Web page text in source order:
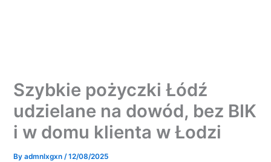
Szybkie pożyczki Łódź
udzielane na dowód, bez BIK
i w domu klienta w Łodzi
Byadmnlxgxn/12/08/2025